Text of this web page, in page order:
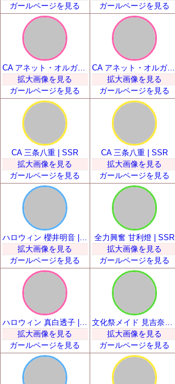
ガールページを見る
ガールページを見る
CA アネット・オルガ・唐澤 | SSR
拡大画像を見る
ガールページを見る
CA アネット・オルガ・唐澤 | SSR
拡大画像を見る
ガールページを見る
CA 三条八重 | SSR
拡大画像を見る
ガールページを見る
CA 三条八重 | SSR
拡大画像を見る
ガールページを見る
拡大画像を見る
ガールページを見る
全力興奮 甘利燈 | SSR
拡大画像を見る
ガールページを見る
拡大画像を見る
ガールページを見る
文化祭メイド 見吉奈央 | SSR
拡大画像を見る
ガールページを見る